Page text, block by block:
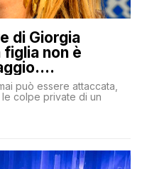
di Giorgia
non è
può essere attaccata,
colpe private di un